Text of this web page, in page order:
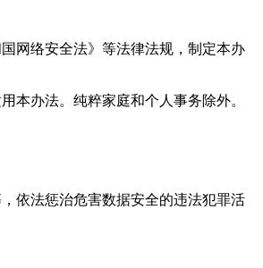
网络安全法》等法律法规，制定本办
本办法。纯粹家庭和个人事务除外。
依法惩治危害数据安全的违法犯罪活